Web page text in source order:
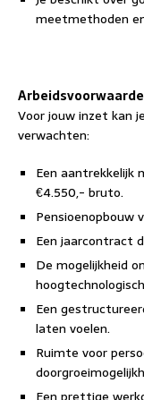
meetmethoden
Voor jouw inzet kan
verwachten:
Een aantrekkelijk
€4.550,- bruto.
Pensioenopbouw
Een jaarcontract
De mogelijkheid
Een
laten voelen.
Ruimte voor